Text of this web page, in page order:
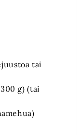
tai
g) (tai